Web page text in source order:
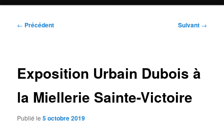
Navigation
← Précédent Suivant →
Exposition Urbain Dubois à
la Miellerie Sainte-Victoire
Publié le5 octobre 2019